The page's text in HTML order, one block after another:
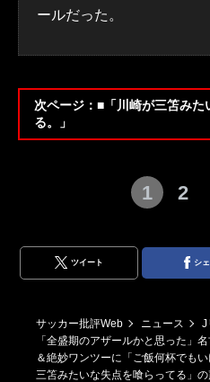
ールだった。
次ページ：■「川崎が三笘みた
る。」
1 2
ツイート シ
サッカー批評Web ニュース
J
「全盛期のアザールかと思った」
＆絶妙ワンツーに「ご飯何杯でも
三笘みたいな失点を喰らってる」の